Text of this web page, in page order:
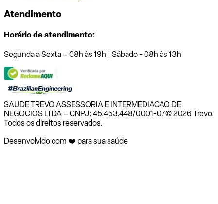
Atendimento
Horário de atendimento:
Segunda a Sexta – 08h às 19h | Sábado - 08h às 13h
SAUDE TREVO ASSESSORIA E INTERMEDIACAO DE
NEGOCIOS LTDA – CNPJ: 45.453.448/0001-07© 2026 Trevo.
Todos os direitos reservados.
Desenvolvido com ❤️ para sua saúde